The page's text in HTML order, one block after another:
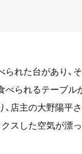
れた台があり、
られるテーブル
店主の大野陽平
スした空気が漂っ